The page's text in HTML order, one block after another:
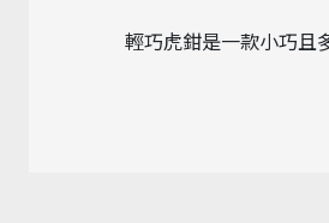
輕巧虎鉗是一款小巧且